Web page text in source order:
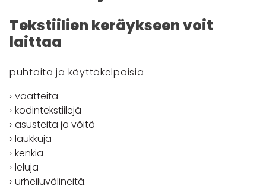
Tekstiilien keräykseen voit
laittaa
puhtaita ja käyttökelpoisia
vaatteita
kodintekstiilejä
asusteita ja vöitä
laukkuja
kenkiä
leluja
urheiluvälineitä.